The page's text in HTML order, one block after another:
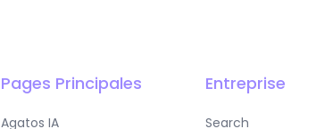
Pages Principales
Agatos IA
Entreprise
Search